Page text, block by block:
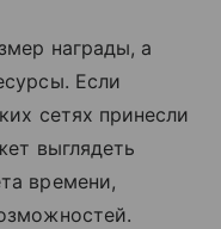
награды, а
Если
сетях принесли
выглядеть
времени,